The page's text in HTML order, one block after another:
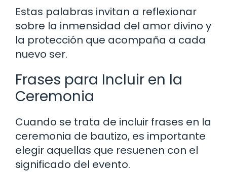
Estas palabras invitan a reflexionar
sobre la inmensidad del amor divino y
la protección que acompaña a cada
nuevo ser.
Frases para Incluir en la
Ceremonia
Cuando se trata de incluir frases en la
ceremonia de bautizo, es importante
elegir aquellas que resuenen con el
significado del evento.